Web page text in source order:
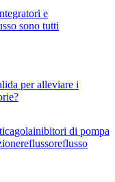
e
sono tutti
per alleviare i
golainibitori di pompa
reflussoreflusso